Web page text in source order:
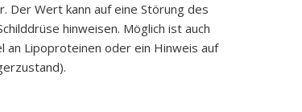
Der Wert kann auf eine Störung des
hinweisen. Möglich ist auch
an Lipoproteinen oder ein Hinweis auf